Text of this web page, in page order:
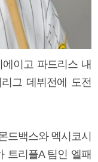
이고 파드리스 내
그 데뷔전에 도전
드백스와 멕시코시
트리플A 팀인 엘패